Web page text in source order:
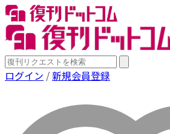
ログイン /新規会員登録